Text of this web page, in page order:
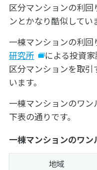
区分マンションの利
ンとかなり酷似してい
一棟マンションの利回
研究所
による投資家
区分マンションを取
います。
一棟マンションのワ
下表の通りです。
一棟マンションのワン
地域